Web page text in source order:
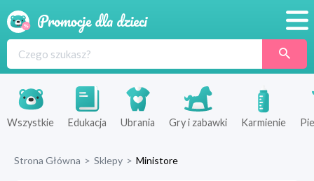
Produkty
Sklepy
Wszystkie Edukacja Ubrania Gry i zabawki Karmienie
Strona Główna > Sklepy > Ministore